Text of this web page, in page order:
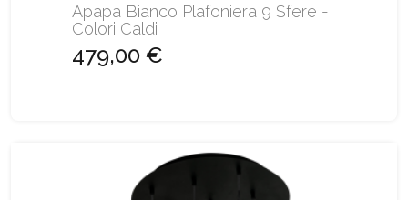
Apapa Bianco Plafoniera 9 Sfere -
Colori Caldi
479,00 €